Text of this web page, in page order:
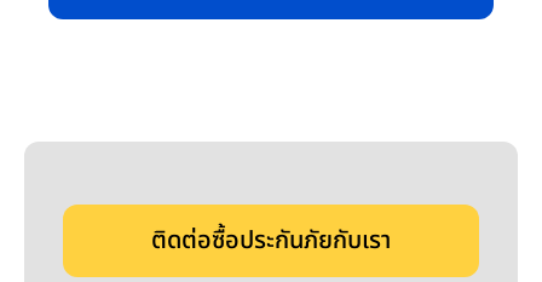
ติดต่อซื้อประกันภัยกับเรา